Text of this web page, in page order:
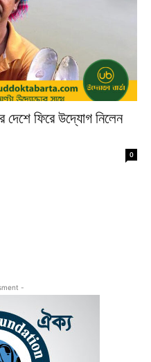
দেশে ফিরে উদ্যোগ নিলেন
0
-